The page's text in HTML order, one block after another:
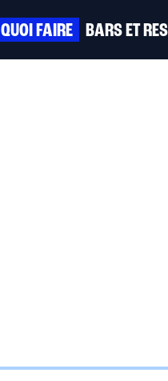
QUOI FAIRE BARS ET